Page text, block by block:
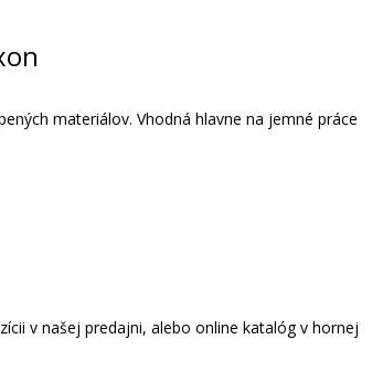
materiálov. Vhodná hlavne na jemné práce
v našej predajni, alebo online katalóg v hornej